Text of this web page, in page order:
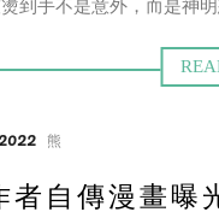
到手不是意外，而是神
熊
者自傳漫畫